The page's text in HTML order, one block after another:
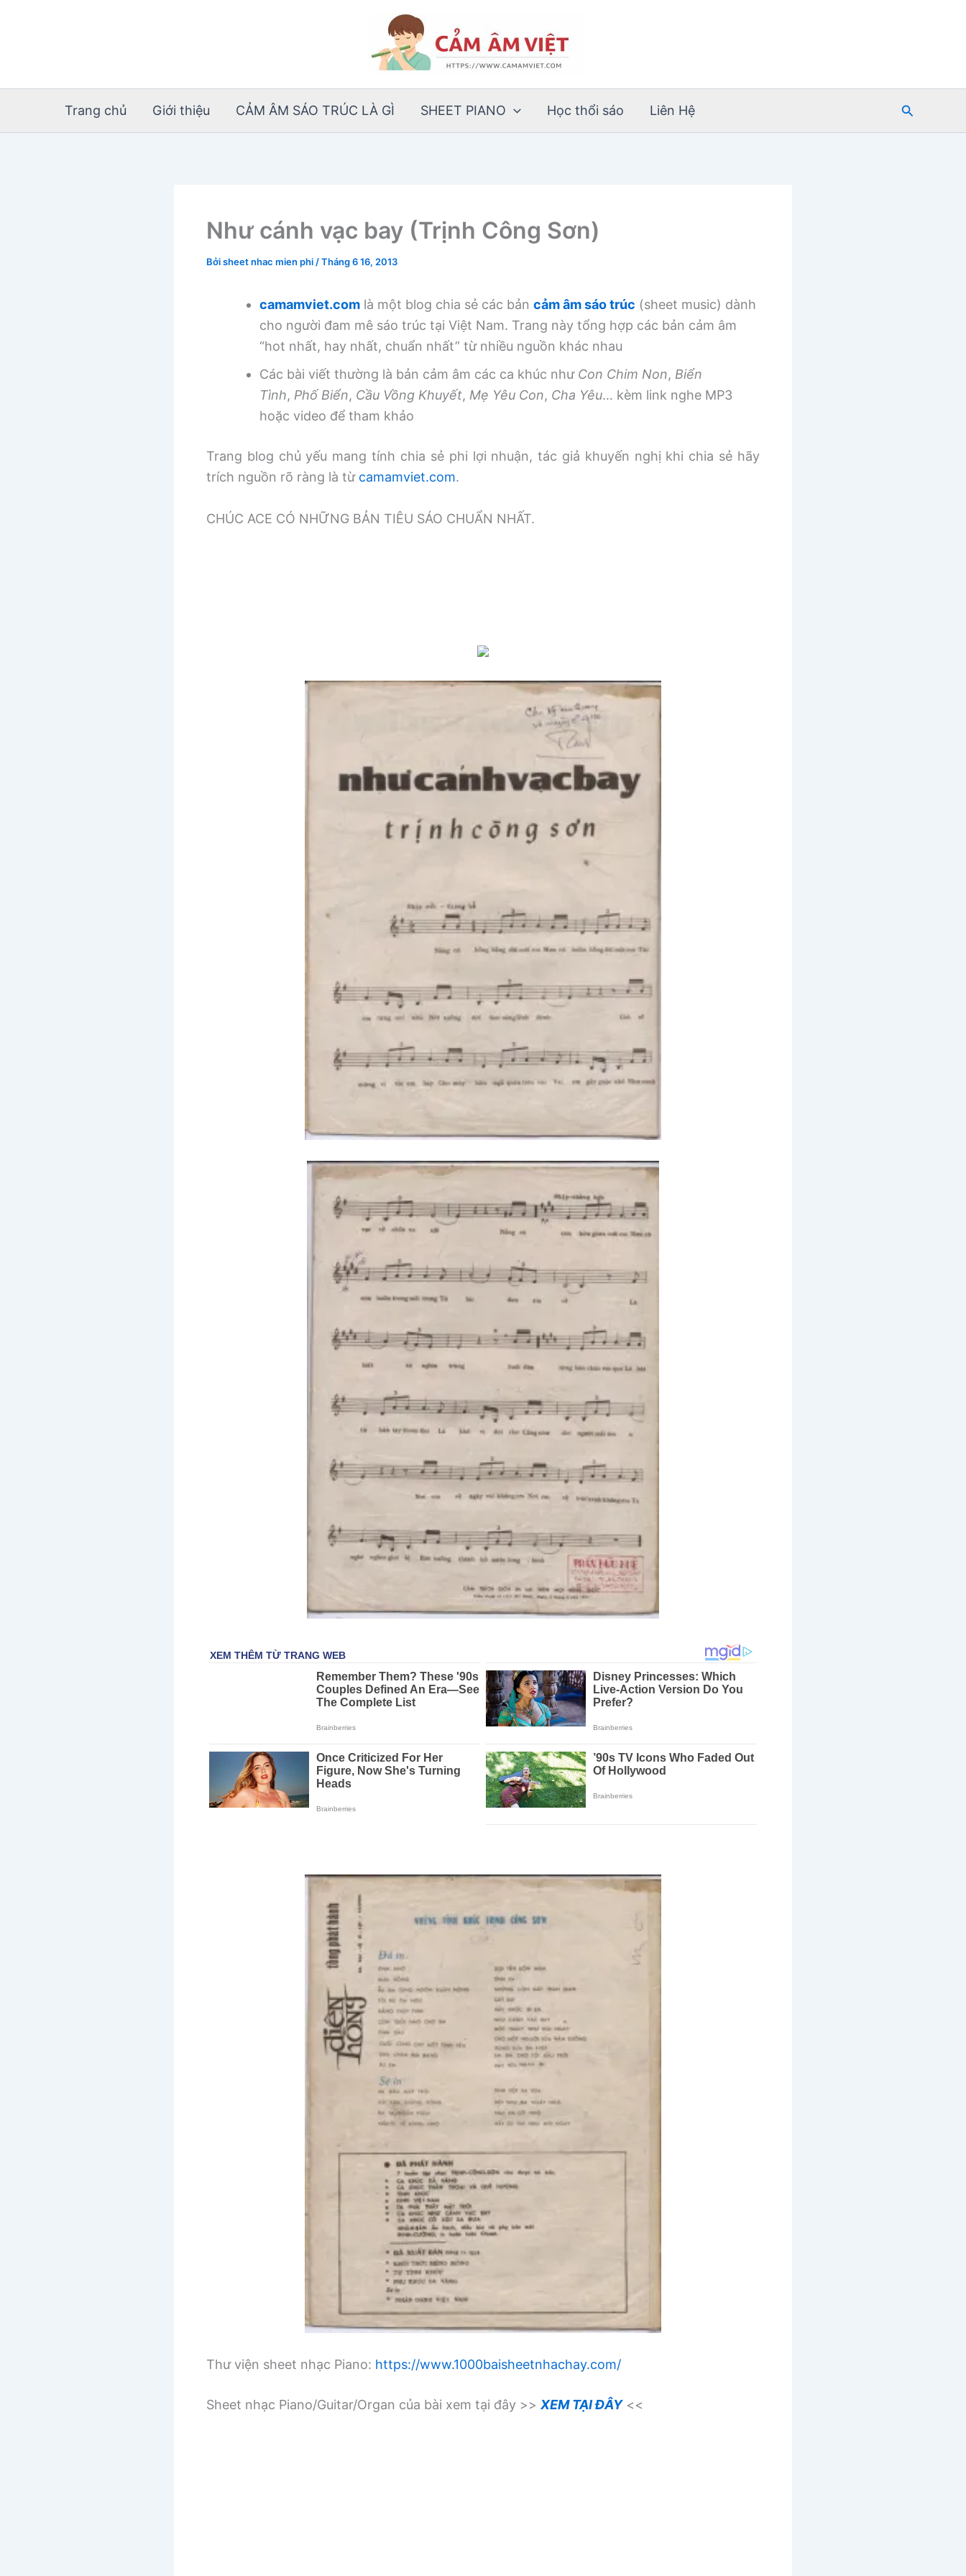
Trang chủ Giới thiệu CẢM ÂM SÁO TRÚC LÀ GÌ SHEET PIANO Học thổi sáo Liên Hệ
Tìm
Như cánh vạc bay (Trịnh Công Sơn)
Bởisheet nhac mien phi /Tháng 6 16, 2013
camamviet.com là một blog chia sẻ các bản cảm âm sáo trúc (sheet music) dành
cho người đam mê sáo trúc tại Việt Nam. Trang này tổng hợp các bản cảm âm
“hot nhất, hay nhất, chuẩn nhất” từ nhiều nguồn khác nhau
Các bài viết thường là bản cảm âm các ca khúc như Con Chim Non, Biển
Tình, Phố Biển, Cầu Vồng Khuyết, Mẹ Yêu Con, Cha Yêu… kèm link nghe MP3
hoặc video để tham khảo
Trang blog chủ yếu mang tính chia sẻ phi lợi nhuận, tác giả khuyến nghị khi chia sẻ hãy
trích nguồn rõ ràng là từ camamviet.com.
CHÚC ACE CÓ NHỮNG BẢN TIÊU SÁO CHUẨN NHẤT.
Thư viện sheet nhạc Piano: https://www.1000baisheetnhachay.com/
Sheet nhạc Piano/Guitar/Organ của bài xem tại đây >> XEM TẠI ĐÂY<<